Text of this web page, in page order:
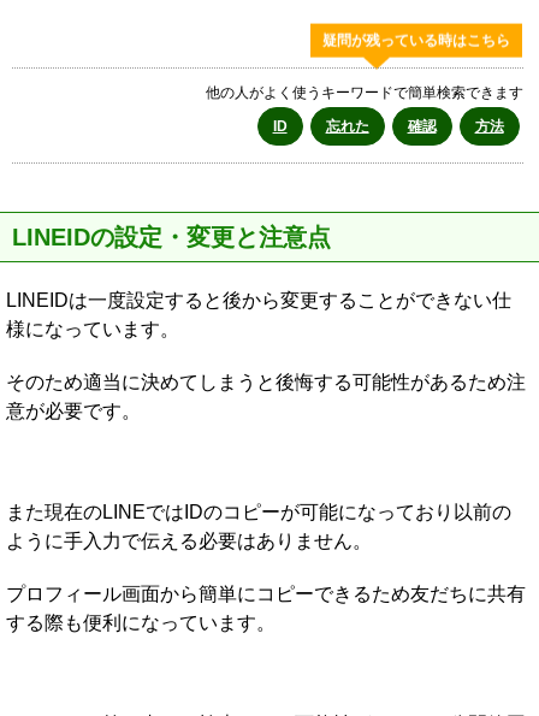
疑問が残っている時はこちら
他の人がよく使うキーワードで簡単検索できます
ID
忘れた 確認 方法
LINEIDの設定・変更と注意点
LINEIDは一度設定すると後から変更することができない仕
様になっています。
そのため適当に決めてしまうと後悔する可能性があるため注
意が必要です。
また現在のLINEではIDのコピーが可能になっており以前の
ように手入力で伝える必要はありません。
プロフィール画面から簡単にコピーできるため友だちに共有
する際も便利になっています。